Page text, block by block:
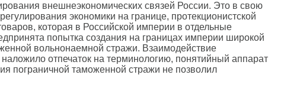
внешнеэкономических связей России. Это в свою
экономики на границе, протекционистской
которая в Российской империи в отдельные
попытка создания на границах империи широкой
вольнонаемной стражи. Взаимодействие
отпечаток на терминологию, понятийный аппарат
пограничной таможенной стражи не позволил